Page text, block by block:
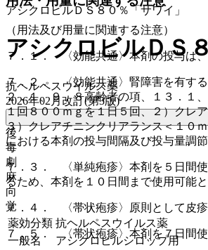
（用法及び用量に関連する注意）
７．１． 〈効能共通〉本剤の投与は
７．２． 〈効能共通〉腎障害を有する
２．１、９．８高齢者の項、１３．１
１回８００ｍｇを１日５回、２）クレ
３）クレアチニンクリアランス＜１０
における本剤の投与間隔及び投与量調
７．３． 〈単純疱疹〉本剤を５日間
るため、本剤を１０日間まで使用可能と
７．４． 〈帯状疱疹〉原則として皮疹
７．５． 〈帯状疱疹〉本剤を７日間
アシクロビルＤＳ８０％「サワイ」
アシクロビルＤＳ
抗ヘルペスウイルス薬
2026年02月改訂(第3版)
後
毒
劇
麻
向
覚
薬効分類 抗ヘルペスウイルス薬
一般名
アシクロビルシロップ用